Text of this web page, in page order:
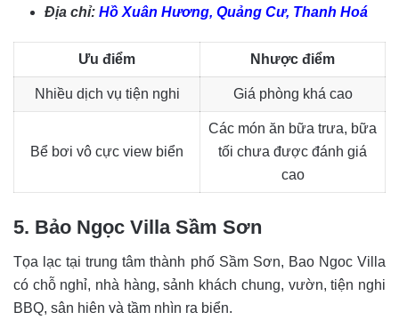
Địa chỉ: Hồ Xuân Hương, Quảng Cư, Thanh Hoá
Ưu điểm Nhược điểm
Nhiều dịch vụ tiện nghi Giá phòng khá cao
Bể bơi vô cực view biển
Các món ăn bữa trưa, bữa
tối chưa được đánh giá
cao
5. Bảo Ngọc Villa Sầm Sơn
Tọa lạc tại trung tâm thành phố Sầm Sơn, Bao Ngoc Villa
có chỗ nghỉ, nhà hàng, sảnh khách chung, vườn, tiện nghi
BBQ, sân hiên và tầm nhìn ra biển.